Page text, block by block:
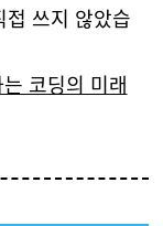
쓰지 않았습
코딩의 미래